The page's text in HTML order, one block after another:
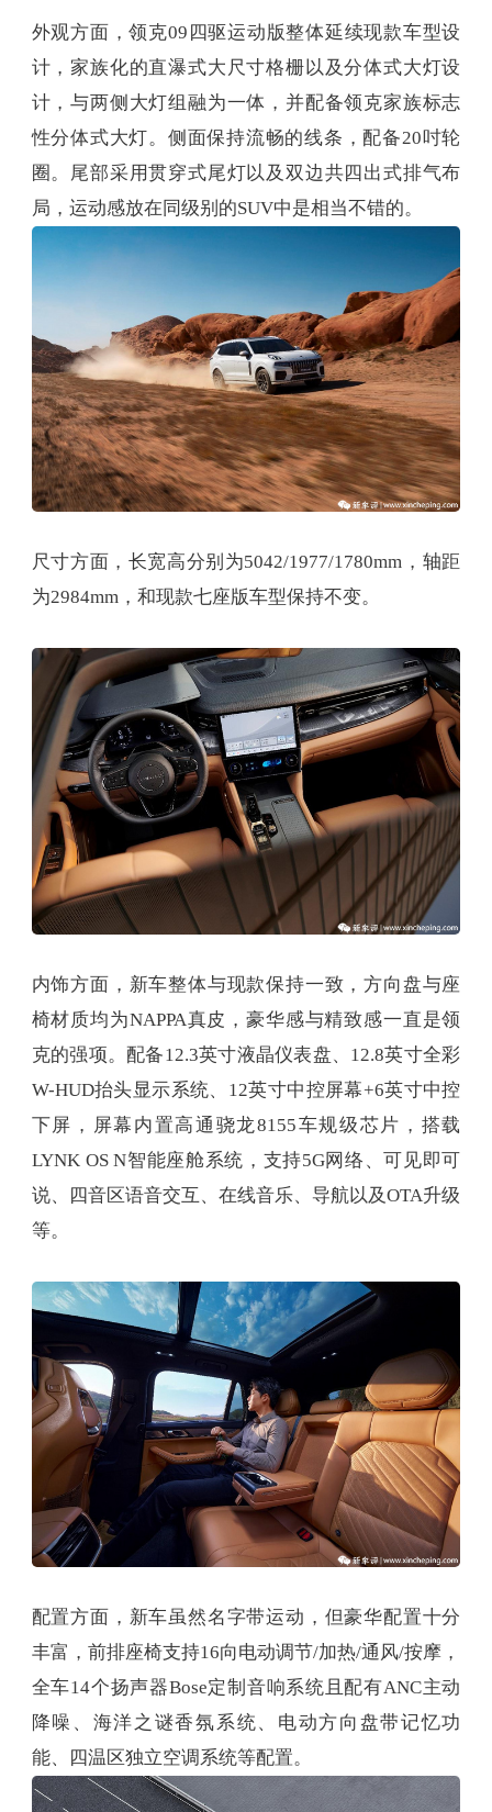
外观方面，领克09四驱运动版整体延续现款车型设
计，家族化的直瀑式大尺寸格栅以及分体式大灯设
计，与两侧大灯组融为一体，并配备领克家族标志
性分体式大灯。侧面保持流畅的线条，配备20吋轮
圈。尾部采用贯穿式尾灯以及双边共四出式排气布
局，运动感放在同级别的SUV中是相当不错的。
尺寸方面，长宽高分别为5042/1977/1780mm，轴距
为2984mm，和现款七座版车型保持不变。
内饰方面，新车整体与现款保持一致，方向盘与座
椅材质均为NAPPA真皮，豪华感与精致感一直是领
克的强项。配备12.3英寸液晶仪表盘、12.8英寸全彩
W-HUD抬头显示系统、12英寸中控屏幕+6英寸中控
下屏，屏幕内置高通骁龙8155车规级芯片，搭载
LYNK OS N智能座舱系统，支持5G网络、可见即可
说、四音区语音交互、在线音乐、导航以及OTA升级
等。
配置方面，新车虽然名字带运动，但豪华配置十分
丰富，前排座椅支持16向电动调节/加热/通风/按摩，
全车14个扬声器Bose定制音响系统且配有ANC主动
降噪、海洋之谜香氛系统、电动方向盘带记忆功
能、四温区独立空调系统等配置。